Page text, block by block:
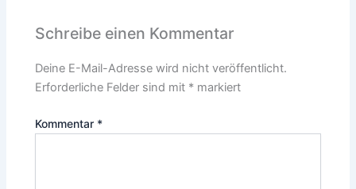
Schreibe einen Kommentar
Deine E-Mail-Adresse wird nicht veröffentlicht.
Erforderliche Felder sind mit * markiert
Kommentar *